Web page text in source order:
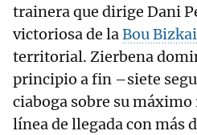
trainera que dirige Dani
victoriosa de laBou
territorial. Zierbena
principio a fin –siete
ciaboga sobre su
línea de llegada con más